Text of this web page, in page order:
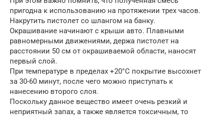
пригодна к использованию на протяжении трех часов.
Накрутить пистолет со шлангом на банку.
Окрашивание начинают с крыши авто. Плавными
равномерными движениями, держа пистолет на
расстоянии 50 см от окрашиваемой области, наносят
первый слой.
При температуре в пределах +20°С покрытие высохнет
за 30-60 минут, после чего можно приступать к
нанесению второго слоя.
Поскольку данное вещество имеет очень резкий и
неприятный запах, а также является токсичным, то